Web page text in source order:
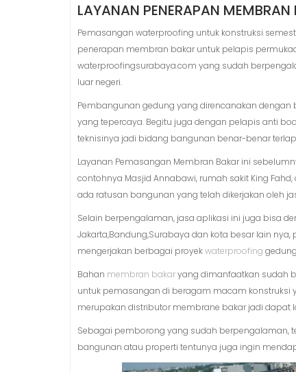
LAYANAN PENERAPAN
Pemasangan waterproofing untuk konstruksi
penerapan membran bakar untuk pelapis
waterproofingsurabaya.com yang sudah
luar negeri.
Pembangunan gedung yang direncanakan
yang tepercaya. Begitu juga dengan pelapis anti
teknisinya jadi bidang bangunan benar-benar
Layanan Pemasangan Membran Bakar ini
contohnya Masjid Annabawi, rumah sakit King
ada ratusan bangunan yang telah dikerjakan oleh
Selain berpengalaman, jasa aplikasi ini juga bisa
Jakarta,Bandung,Surabaya dan kota besar lain
mengerjakan berbagai proyekwaterproofing
Bahan membran bakaryang dimanfaatkan sudah
untuk pemasangan di beragam macam konstruksi
merupakan distributor membrane bakar jadi dapat
Sebagai pemborong yang sudah berpengalaman,
bangunan atau properti tentunya juga ingin